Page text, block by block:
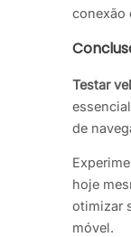
conexão
Testar
de
hoje
otimizar
móvel.